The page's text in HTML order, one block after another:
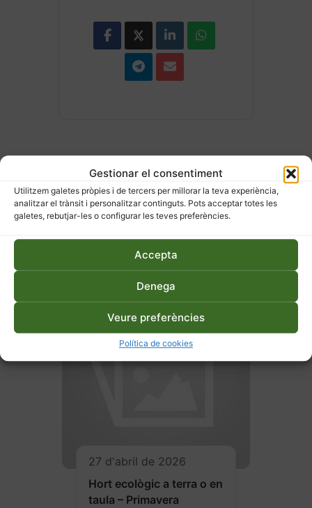
Gestionar el consentiment
Utilitzem galetes pròpies i de tercers per millorar la teva experiència,
analitzar el trànsit i personalitzar continguts. Pots acceptar totes les
galetes, rebutjar-les o configurar les teves preferències.
Accepta
Denega
Veure preferències
Política de cookies
ESDEVENIMENTS
RELACIONATS
27 d'abril de 2026
Hort ecològic a terra o en
taula – Primavera